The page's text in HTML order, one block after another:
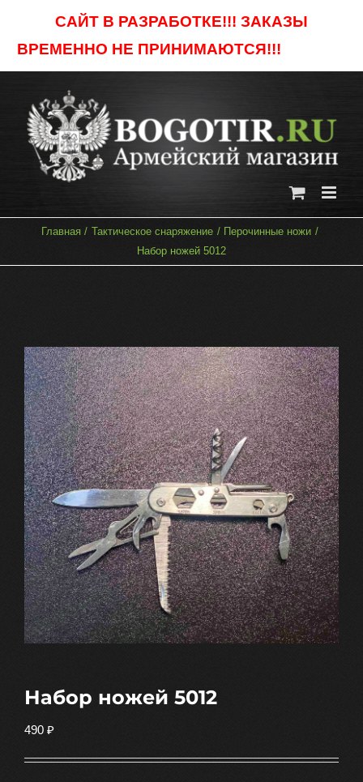
САЙТ В РАЗРАБОТКЕ!!! ЗАКАЗЫ
ВРЕМЕННО НЕ ПРИНИМАЮТСЯ!!!
content
Главная Тактическое снаряжение
Перочинные ножи
Набор ножей 5012
Набор ножей 5012
490 ₽